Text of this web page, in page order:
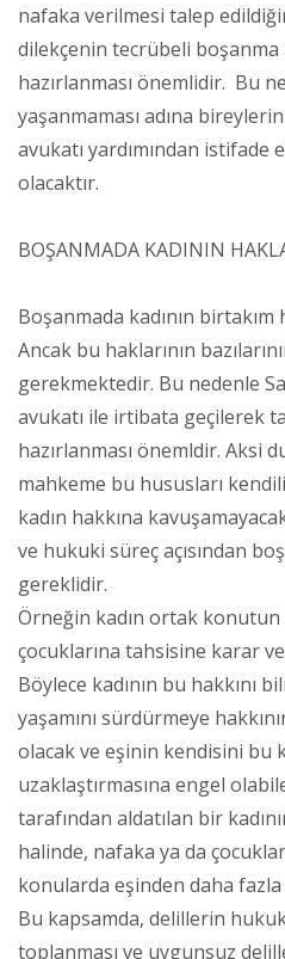
nafaka verilmesi talep
dilekçenin tecrübeli boşanma
hazırlanması önemlidir. Bu
yaşanmaması adına
avukatı yardımından istifade
olacaktır.
BOŞANMADA KADININ
Boşanmada kadının
Ancak bu haklarının
gerekmektedir. Bu nedenle
avukatı ile irtibata geçilerek
hazırlanması önemldir. Aksi
mahkeme bu hususları
kadın hakkına
ve hukuki süreç açısından
gereklidir.
Örneğin kadın ortak
çocuklarına tahsisine karar
Böylece kadının bu hakkını
yaşamını sürdürmeye
olacak ve eşinin kendisini bu
uzaklaştırmasına engel
tarafından aldatılan bir
halinde, nafaka ya da
konularda eşinden daha
Bu kapsamda, delillerin
toplanması ve uygunsuz